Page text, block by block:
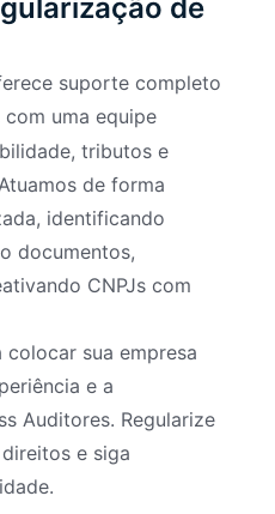
de
suporte completo
com uma equipe
tributos e
de forma
identificando
documentos,
CNPJs com
colocar sua empresa
e a
Auditores. Regularize
direitos e siga